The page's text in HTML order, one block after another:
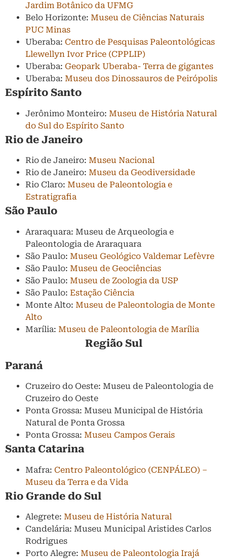
Jardim Botânico da UFMG
Belo Horizonte: Museu de Ciências Naturais
PUC Minas
Uberaba: Centro de Pesquisas Paleontológicas
Llewellyn Ivor Price (CPPLIP)
Uberaba: Geopark Uberaba- Terra de gigantes
Uberaba: Museu dos Dinossauros de Peirópolis
Espírito Santo
Jerônimo Monteiro: Museu de História Natural
do Sul do Espírito Santo
Rio de Janeiro
Rio de Janeiro: Museu Nacional
Rio de Janeiro: Museu da Geodiversidade
Rio Claro: Museu de Paleontologia e
Estratigrafia
São Paulo
Araraquara: Museu de Arqueologia e
Paleontologia de Araraquara
São Paulo: Museu Geológico Valdemar Lefèvre
São Paulo: Museu de Geociências
São Paulo: Museu de Zoologia da USP
São Paulo: Estação Ciência
Monte Alto: Museu de Paleontologia de Monte
Alto
Marília: Museu de Paleontologia de Marília
Região Sul
Paraná
Cruzeiro do Oeste: Museu de Paleontologia de
Cruzeiro do Oeste
Ponta Grossa: Museu Municipal de História
Natural de Ponta Grossa
Ponta Grossa: Museu Campos Gerais
Santa Catarina
Mafra: Centro Paleontológico (CENPÁLEO) –
Museu da Terra e da Vida
Rio Grande do Sul
Alegrete: Museu de História Natural
Candelária: Museu Municipal Aristides Carlos
Rodrigues
Porto Alegre: Museu de Paleontologia Irajá